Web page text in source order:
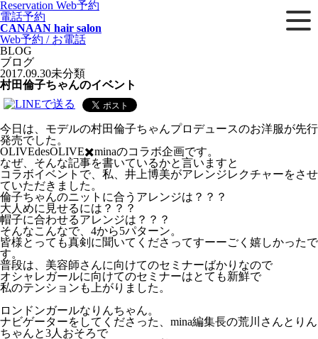
Reservation Web予約
電話予約
CANAAN hair salon
Web予約 / お電話
BLOG
ブログ
2017.09.30未分類
村田倫子ちゃんのイベント
今日は、モデルの村田倫子ちゃんプロデュースのお洋服が先行
発売でした。
OLIVEdesOLIVE✖️minaのコラボ企画です。
なぜ、そんな記事を書いているかと言いますと
コラボイベントで、私、井上博美がアレンジレクチャーをさせ
ていただきました。
倫子ちゃんのニットに合うアレンジは？？？
大人めに見せるには？？？
帽子に合わせるアレンジは？？？
そんなこんなで、4から5パターン。
皆様とっても真剣に聞いてくださってすーーごく嬉しかったで
す。
普段は、美容師さんに向けてのセミナーばかりなので
オシャレガールに向けてのセミナーはとても新鮮で
私のテンションも上がりました。
ロンドンガールなりんちゃん。
ナビゲーターをしてくださった、mina編集長の荒川さんとりん
ちゃんと3人おそろで